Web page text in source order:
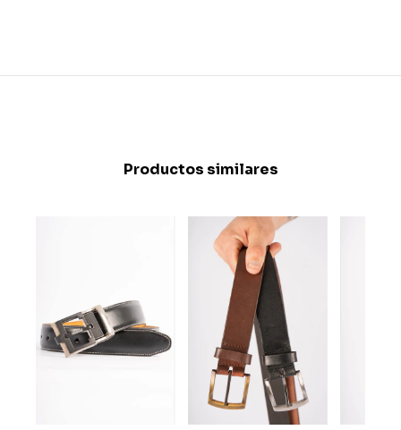
Productos similares